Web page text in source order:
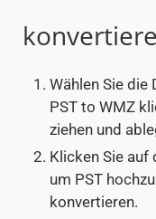
Wählen Sie die
PST to WMZ
ziehen und
Klicken Sie auf
um PST
konvertieren.